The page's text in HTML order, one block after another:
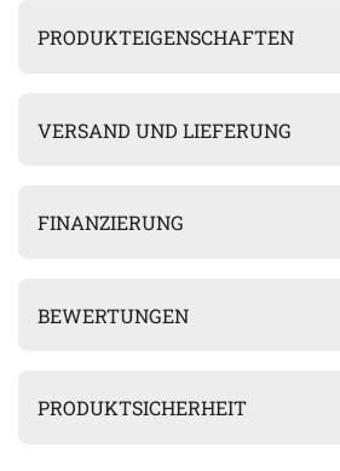
PRODUKTEIGENSCHAFTEN
VERSAND UND LIEFERUNG
FINANZIERUNG
BEWERTUNGEN
PRODUKTSICHERHEIT